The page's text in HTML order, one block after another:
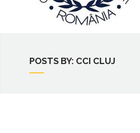
POSTS BY: CCI CLUJ